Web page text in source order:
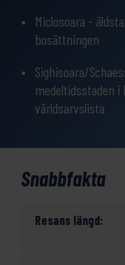
Miclosoara -
bosättningen
Sighisoara/
medeltidsstaden i
världsarvslista
Snabbfakta
Resans längd: